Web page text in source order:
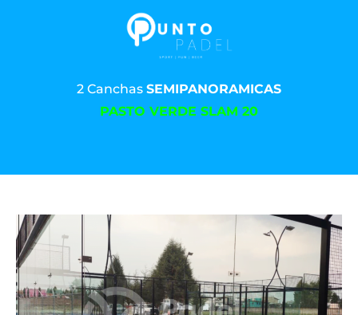
2 Canchas SEMIPANORAMICAS
PASTO VERDE SLAM 20